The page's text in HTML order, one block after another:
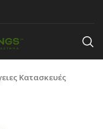
Κατασκευές